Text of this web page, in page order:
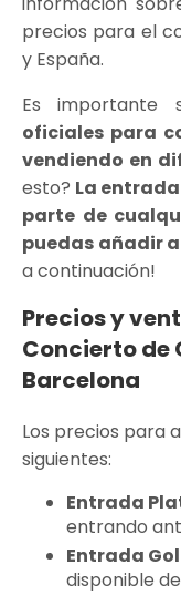
precios para el
y España.
Es importante
oficiales para
vendiendo en
esto? La
parte de
puedas añadir
a continuación!
Precios y
Concierto de
Barcelona
Los precios para
siguientes:
Entrada
entrando
Entrada
disponible